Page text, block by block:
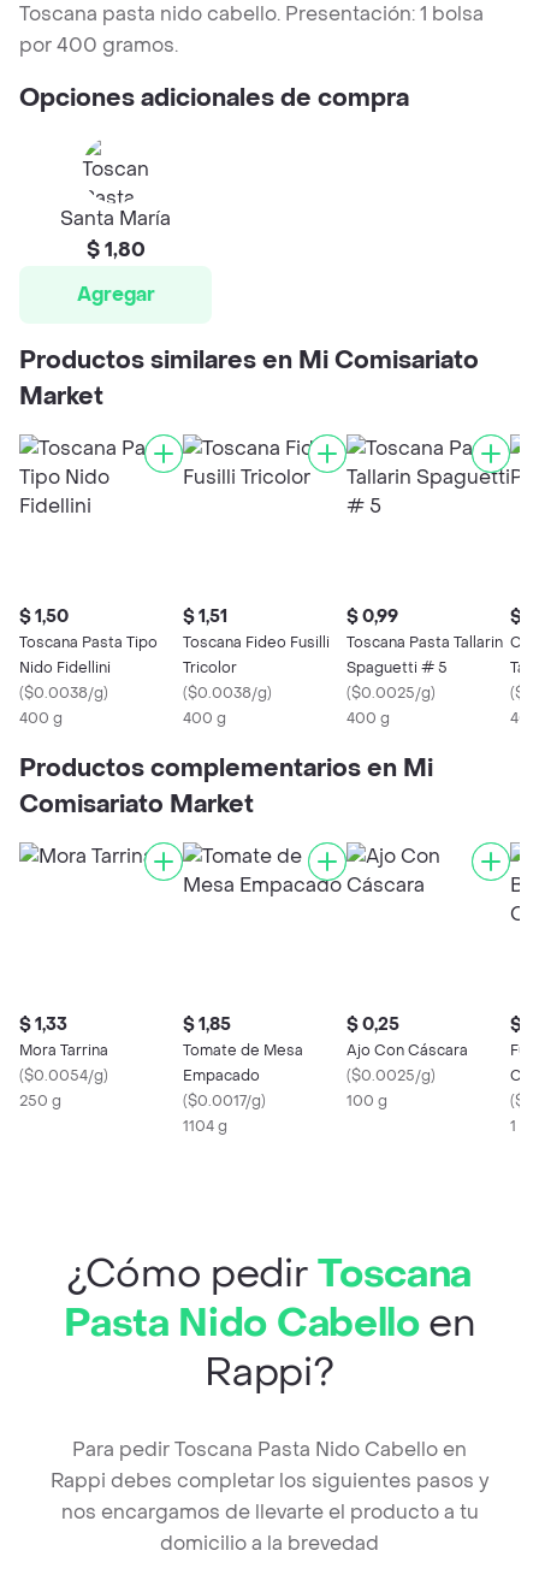
Toscana pasta nido cabello. Presentación: 1 bolsa
por 400 gramos.
Opciones adicionales de compra
Santa María
$ 1,80
Agregar
Productos similares en Mi Comisariato
Market
$ 1,50
Toscana Pasta Tipo
Nido Fidellini
($0.0038/g)
400 g
$ 1,51
Toscana Fideo Fusilli
Tricolor
($0.0038/g)
400 g
$ 0,99
Toscana Pasta Tallarin
Spaguetti # 5
($0.0025/g)
400 g
$
(
Productos complementarios en Mi
Comisariato Market
$ 1,33
Mora Tarrina
($0.0054/g)
250 g
$ 1,85
Tomate de Mesa
Empacado
($0.0017/g)
1104 g
$ 0,25
Ajo Con Cáscara
($0.0025/g)
100 g
$
(
1 X
¿Cómo pedirToscana
Pasta Nido Cabelloen
Rappi?
Para pedir Toscana Pasta Nido Cabello en
Rappi debes completar los siguientes pasos y
nos encargamos de llevarte el producto a tu
domicilio a la brevedad